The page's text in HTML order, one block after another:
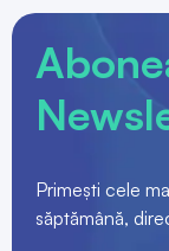
Primești cele
săptămână,